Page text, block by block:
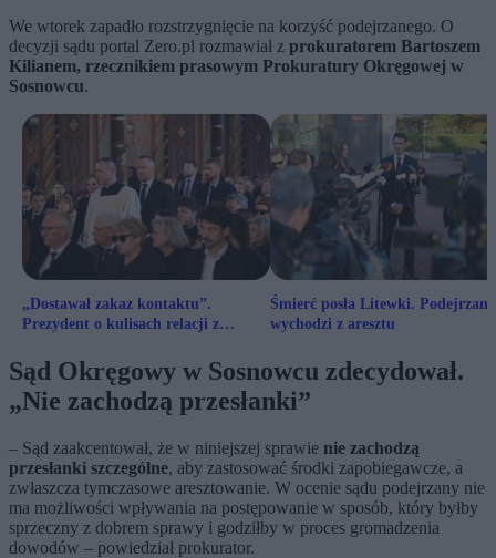
We wtorek zapadło rozstrzygnięcie na korzyść podejrzanego. O
decyzji sądu portal Zero.pl rozmawiał z prokuratorem Bartoszem
Kilianem, rzecznikiem prasowym Prokuratury Okręgowej w
Sosnowcu.
„Dostawał zakaz kontaktu”.
Prezydent o kulisach relacji z
Śmierć posła Litewki. Podejrzany
wychodzi z aresztu
Sąd Okręgowy w Sosnowcu zdecydował.
„Nie zachodzą przesłanki”
– Sąd zaakcentował, że w niniejszej sprawie nie zachodzą
przesłanki szczególne, aby zastosować środki zapobiegawcze, a
zwłaszcza tymczasowe aresztowanie. W ocenie sądu podejrzany nie
ma możliwości wpływania na postępowanie w sposób, który byłby
sprzeczny z dobrem sprawy i godziłby w proces gromadzenia
dowodów – powiedział prokurator.